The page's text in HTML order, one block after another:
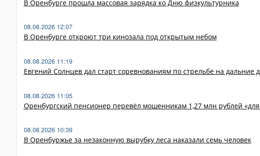
В Оренбурге прошла массовая зарядка ко Дню физкультурника
В Оренбурге откроют три кинозала под открытым небом
08.08.2026 12:07
Евгений Солнцев дал старт соревнованиям по стрельбе на дальние
08.08.2026 11:19
Оренбургский пенсионер перевёл мошенникам 1,27 млн рублей
08.08.2026 11:05
В Оренбуржье за незаконную вырубку леса наказали семь человек
08.08.2026 10:39